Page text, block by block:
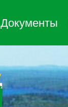
Документы